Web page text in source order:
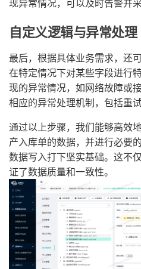
自定义逻辑与异常处理
最后，根据具体业务需求，还
在特定情况下对某些字段进行
现的异常情况，如网络故障或
相应的异常处理机制，包括重
通过以上步骤，我们能够高效
产入库单的数据，并进行必要
数据写入打下坚实基础。这不
证了数据质量和一致性。